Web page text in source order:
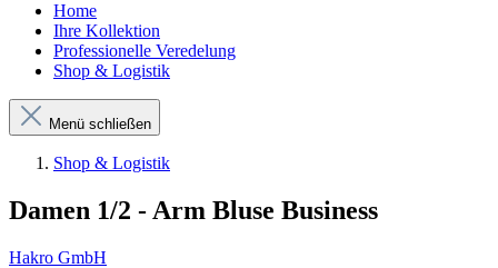
Home
Ihre Kollektion
Professionelle Veredelung
Shop & Logistik
Menü schließen
Shop & Logistik
Damen 1/2 - Arm Bluse Business
Hakro GmbH